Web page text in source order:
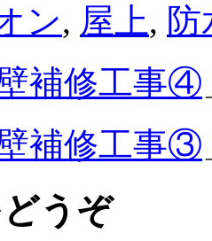
ン, 屋上, 防
補修工事④
補修工事③
うぞ